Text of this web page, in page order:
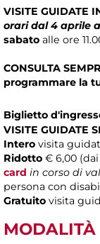
VISITE GUIDATE
orari dal 4 aprile
sabato alle ore
CONSULTA
programmare la
Biglietto
VISITE GUIDATE
Intero visita
Ridotto € 6,00
card in corso di
persona con
Gratuito visita